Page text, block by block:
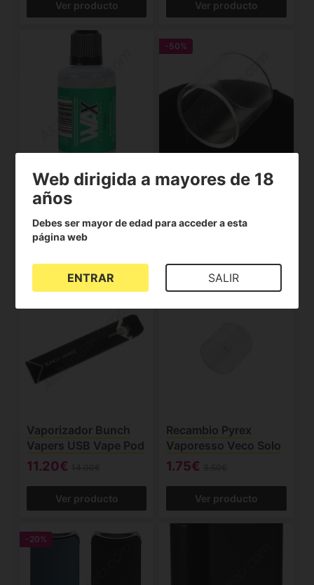
Ver producto Ver producto
Wax Liquidizer
Banana OG
57.00€
-50%
Tubo de recambio
1.00€ 2.00€
Vaporizador Bunch
Vapers USB Vape Pod
11.20€
Ver producto
Recambio Pyrex
Vaporesso Veco Solo
1.75€
Ver producto
-20%
Web dirigida a mayores de 18
años
Debes ser mayor de edad para acceder a esta
página web
ENTRAR SALIR